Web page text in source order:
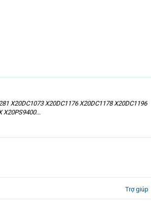
X20DC1073 X20DC1176 X20DC1178 X20DC1196
X20PS9400...
Trợ giúp